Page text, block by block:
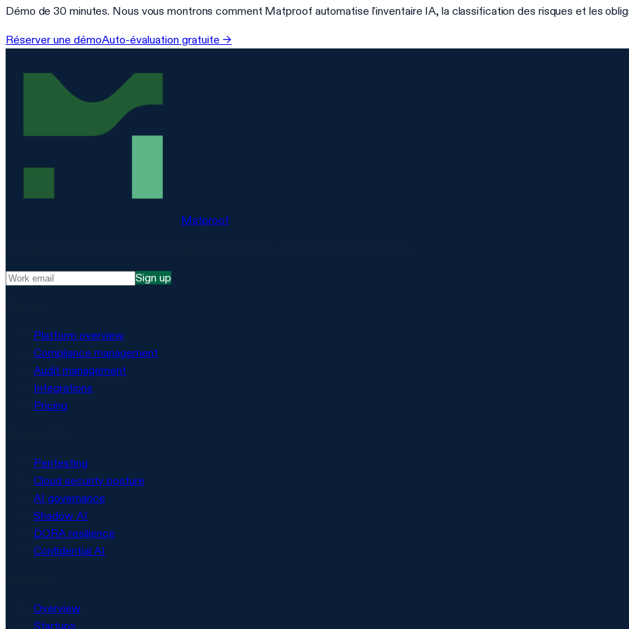
Démo de 30 minutes. Nous vous montrons comment Matproof automatise l'inventaire IA, la classification des risques et les
Réserver une démoAuto-évaluation gratuite →
Matproof
Sign up
Platform overview
Compliance management
Audit management
Integrations
Pricing
Pentesting
Cloud security posture
AI governance
Shadow AI
DORA resilience
Confidential AI
Overview
Startups